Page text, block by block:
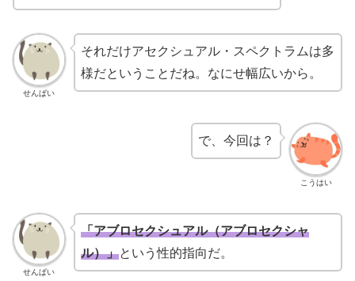
せんぱい
それだけアセクシュアル・スペクトラムは多
様だということだね。なにせ幅広いから。
こうはい
で、今回は？
せんぱい
「アブロセクシュアル（アブロセクシャ
ル）」という性的指向だ。